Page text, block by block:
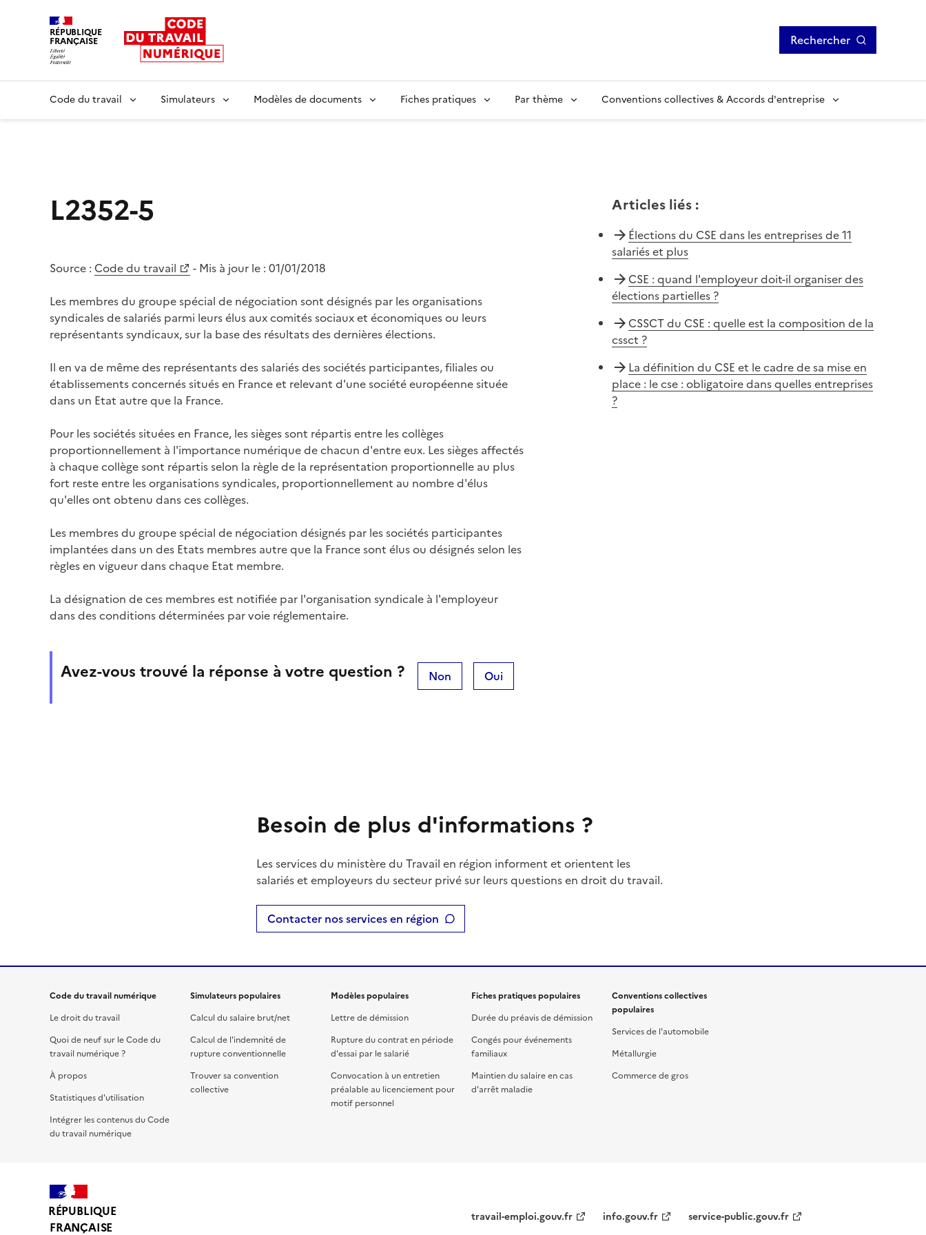
RÉPUBLIQUE
FRANÇAISE Rechercher
Code du travail Simulateurs Modèles de documents Fiches pratiques Par thème Conventions collectives & Accords d'entreprise
L2352-5
Source : Code du travail - Mis à jour le : 01/01/2018
Les membres du groupe spécial de négociation sont désignés par les organisations
syndicales de salariés parmi leurs élus aux comités sociaux et économiques ou leurs
représentants syndicaux, sur la base des résultats des dernières élections.
Il en va de même des représentants des salariés des sociétés participantes, filiales ou
établissements concernés situés en France et relevant d'une société européenne située
dans un Etat autre que la France.
Pour les sociétés situées en France, les sièges sont répartis entre les collèges
proportionnellement à l'importance numérique de chacun d'entre eux. Les sièges affectés
à chaque collège sont répartis selon la règle de la représentation proportionnelle au plus
fort reste entre les organisations syndicales, proportionnellement au nombre d'élus
qu'elles ont obtenu dans ces collèges.
Les membres du groupe spécial de négociation désignés par les sociétés participantes
implantées dans un des Etats membres autre que la France sont élus ou désignés selon les
règles en vigueur dans chaque Etat membre.
La désignation de ces membres est notifiée par l'organisation syndicale à l'employeur
dans des conditions déterminées par voie réglementaire.
Avez-vous trouvé la réponse à votre question ? Non Oui
Articles liés:
Élections du CSE dans les entreprises de 11
salariés et plus
CSE : quand l'employeur doit-il organiser des
élections partielles ?
CSSCT du CSE : quelle est la composition de la
cssct ?
La définition du CSE et le cadre de sa mise en
place : le cse : obligatoire dans quelles entreprises
?
Besoin de plus d'informations ?
Les services du ministère du Travail en région informent et orientent les
salariés et employeurs du secteur privé sur leurs questions en droit du travail.
Contacter nos services en région
Code du travail numérique
Le droit du travail
Quoi de neuf sur le Code du
travail numérique ?
À propos
Statistiques d'utilisation
Intégrer les contenus du Code
du travail numérique
Simulateurs populaires
Calcul du salaire brut/net
Calcul de l'indemnité de
rupture conventionnelle
Trouver sa convention
collective
Modèles populaires
Lettre de démission
Rupture du contrat en période
d'essai par le salarié
Convocation à un entretien
préalable au licenciement pour
motif personnel
Fiches pratiques populaires
Durée du préavis de démission
Congés pour événements
familiaux
Maintien du salaire en cas
d'arrêt maladie
Conventions collectives
populaires
Services de l'automobile
Métallurgie
Commerce de gros
RÉPUBLIQUE
FRANÇAISE
travail-emploi.gouv.fr info.gouv.fr service-public.gouv.fr